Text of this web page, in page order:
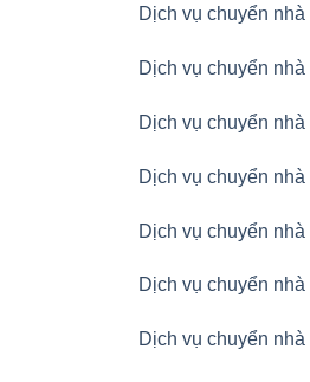
Dịch vụ chuyển nhà
Dịch vụ chuyển nhà
Dịch vụ chuyển nhà
Dịch vụ chuyển nhà
Dịch vụ chuyển nhà
Dịch vụ chuyển nhà
Dịch vụ chuyển nhà